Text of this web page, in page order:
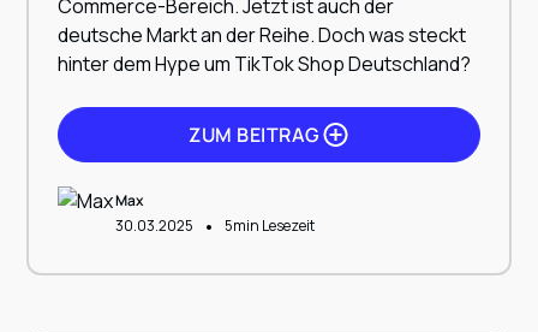
Commerce-Bereich. Jetzt ist auch der
deutsche Markt an der Reihe. Doch was steckt
hinter dem Hype um TikTok Shop Deutschland?
ZUM BEITRAG
Max
30.03.2025
• 5min Lesezeit